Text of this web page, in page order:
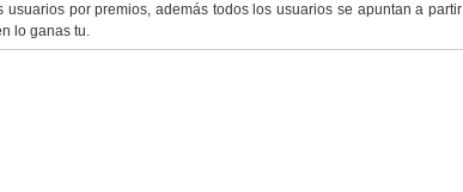
por premios, además todos los usuarios se apuntan a partir
lo ganas tu.